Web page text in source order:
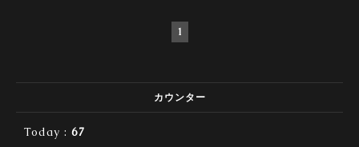
1
カウンター
Today : 67